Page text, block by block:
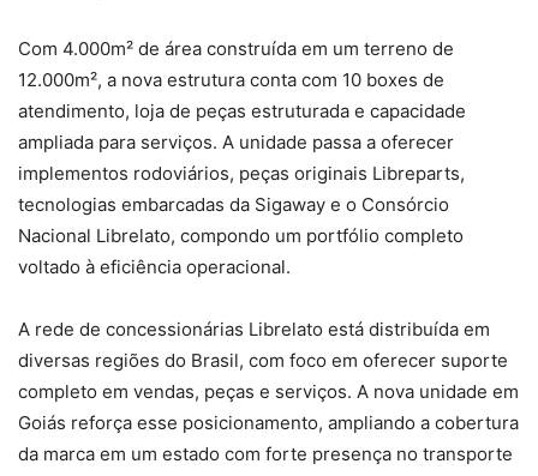
Com 4.000m² de área construída em um terreno de
12.000m², a nova estrutura conta com 10 boxes de
atendimento, loja de peças estruturada e capacidade
ampliada para serviços. A unidade passa a oferecer
implementos rodoviários, peças originais Libreparts,
tecnologias embarcadas da Sigaway e o Consórcio
Nacional Librelato, compondo um portfólio completo
voltado à eficiência operacional.
A rede de concessionárias Librelato está distribuída em
diversas regiões do Brasil, com foco em oferecer suporte
completo em vendas, peças e serviços. A nova unidade em
Goiás reforça esse posicionamento, ampliando a cobertura
da marca em um estado com forte presença no transporte